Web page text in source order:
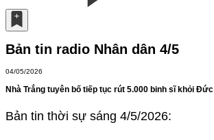
Bản tin radio Nhân dân 4/5
04/05/2026
Nhà Trắng tuyên bố tiếp tục rút 5.000 binh sĩ khỏi Đức
Bản tin thời sự sáng 4/5/2026: